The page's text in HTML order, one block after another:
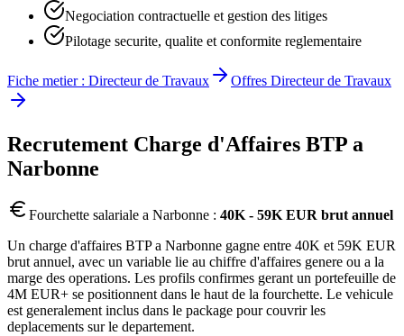
Negociation contractuelle et gestion des litiges
Pilotage securite, qualite et conformite reglementaire
Fiche metier : Directeur de Travaux Offres Directeur de Travaux
Recrutement Charge d'Affaires BTP a
Narbonne
Fourchette salariale a Narbonne : 40K - 59K EUR brut annuel
Un charge d'affaires BTP a Narbonne gagne entre 40K et 59K EUR
brut annuel, avec un variable lie au chiffre d'affaires genere ou a la
marge des operations. Les profils confirmes gerant un portefeuille de
4M EUR+ se positionnent dans le haut de la fourchette. Le vehicule
est generalement inclus dans le package pour couvrir les
deplacements sur le departement.